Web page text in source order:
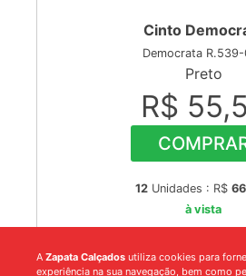
Cinto
Democrata R.539-
Preto
R$
12 Unidades : R$
à vista
A Zapata Calçados utiliza cookies para
experiência na sua navegação, bem como